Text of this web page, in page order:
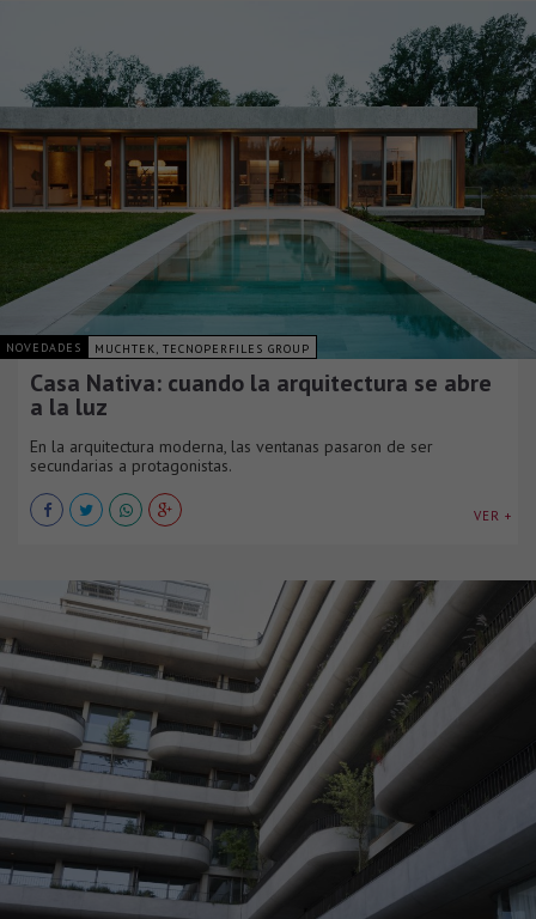
NOVEDADES MUCHTEK, TECNOPERFILES GROUP
Casa Nativa: cuando la arquitectura se abre
a la luz
En la arquitectura moderna, las ventanas pasaron de ser
secundarias a protagonistas.
VER +